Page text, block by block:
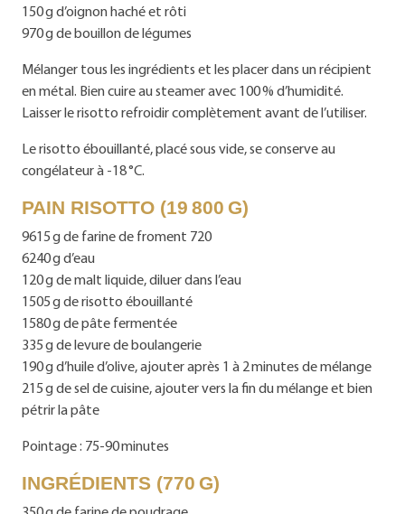
150 g d’oignon haché et rôti
970 g de bouillon de légumes
Mélanger tous les ingrédients et les placer dans un récipient
en métal. Bien cuire au steamer avec 100 % d’humidité.
Laisser le risotto refroidir complètement avant de l’utiliser.
Le risotto ébouillanté, placé sous vide, se conserve au
congélateur à -18 °C.
PAIN RISOTTO (19 800 G)
9615 g de farine de froment 720
6240 g d’eau
120 g de malt liquide, diluer dans l’eau
1505 g de risotto ébouillanté
1580 g de pâte fermentée
335 g de levure de boulangerie
190 g d’huile d’olive, ajouter après 1 à 2 minutes de mélange
215 g de sel de cuisine, ajouter vers la fin du mélange et bien
pétrir la pâte
Pointage : 75-90 minutes
INGRÉDIENTS (770 G)